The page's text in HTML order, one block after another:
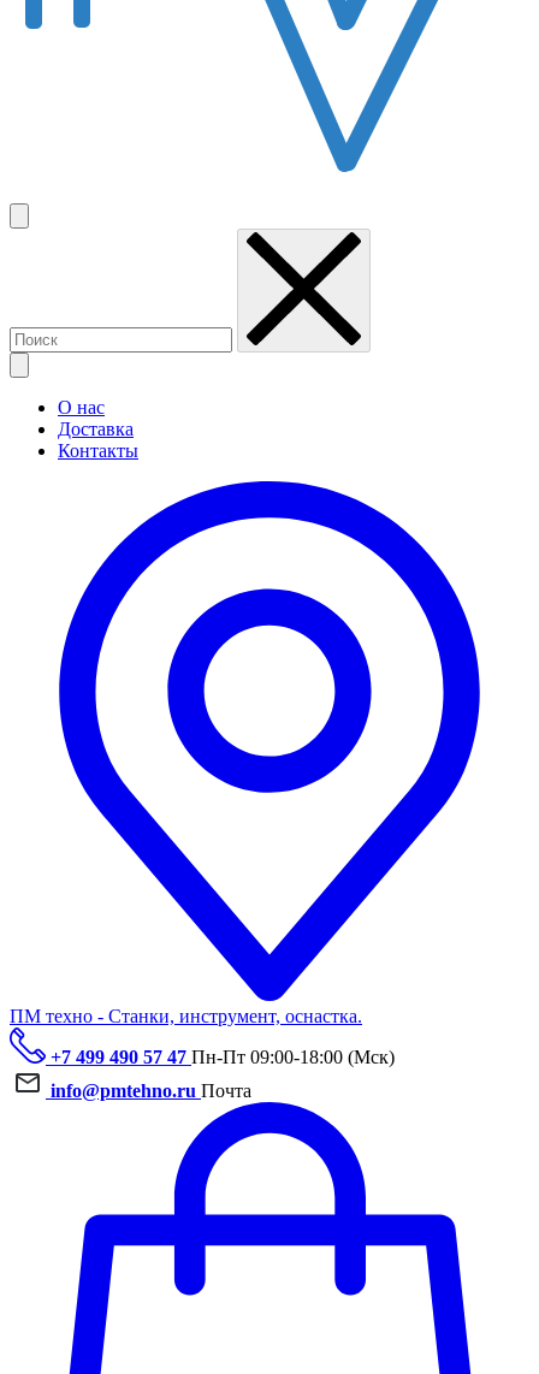
О нас
Доставка
Контакты
ПМ техно - Станки, инструмент, оснастка.
+7 499 490 57 47 Пн-Пт 09:00-18:00 (Мск)
info@pmtehno.ru Почта